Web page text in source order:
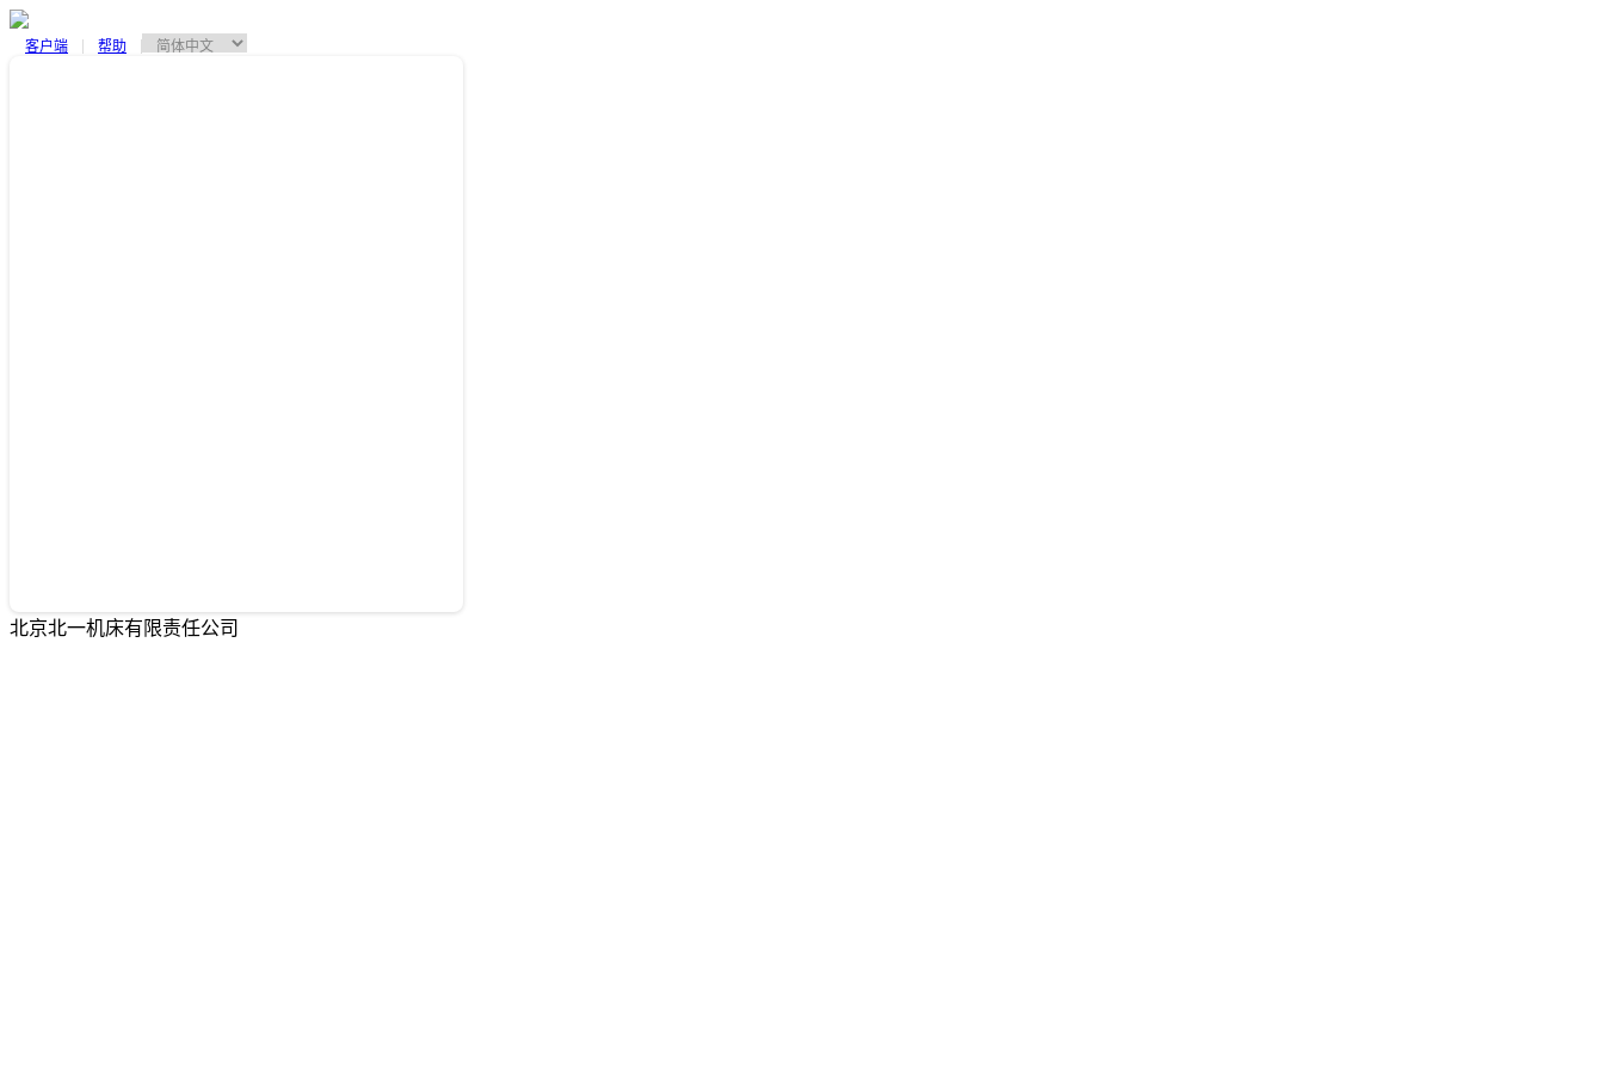
客户端 帮助
北京北一机床有限责任公司